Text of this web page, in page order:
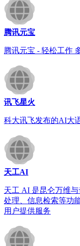
腾讯元宝
腾讯元宝 - 轻松工作
讯飞星火
科大讯飞发布的AI大
天工AI
天工 AI 是昆仑万维
处理、信息检索等功
用户提供服务